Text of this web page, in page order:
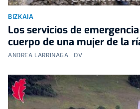
BIZKAIA
Los servicios de
cuerpo de una mujer de la
ANDREA LARRINAGA | OV